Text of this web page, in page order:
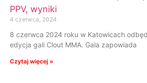
PPV, wyniki
4 czerwca, 2024
8 czerwca 2024 roku w Katowicach
edycja gali Clout MMA. Gala zapowiada
Czytaj więcej »